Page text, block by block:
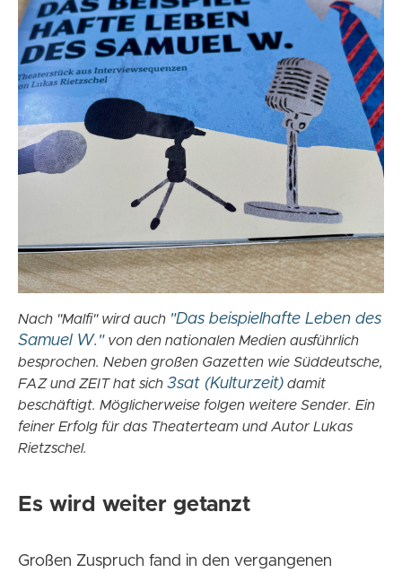
Nach "Malfi" wird auch "Das beispielhafte Leben des
Samuel W."von den nationalen Medien ausführlich
besprochen. Neben großen Gazetten wie Süddeutsche,
FAZ und ZEIT hat sich 3sat (Kulturzeit) damit
beschäftigt. Möglicherweise folgen weitere Sender. Ein
feiner Erfolg für das Theaterteam und Autor Lukas
Rietzschel.
Es wird weiter getanzt
Großen Zuspruch fand in den vergangenen